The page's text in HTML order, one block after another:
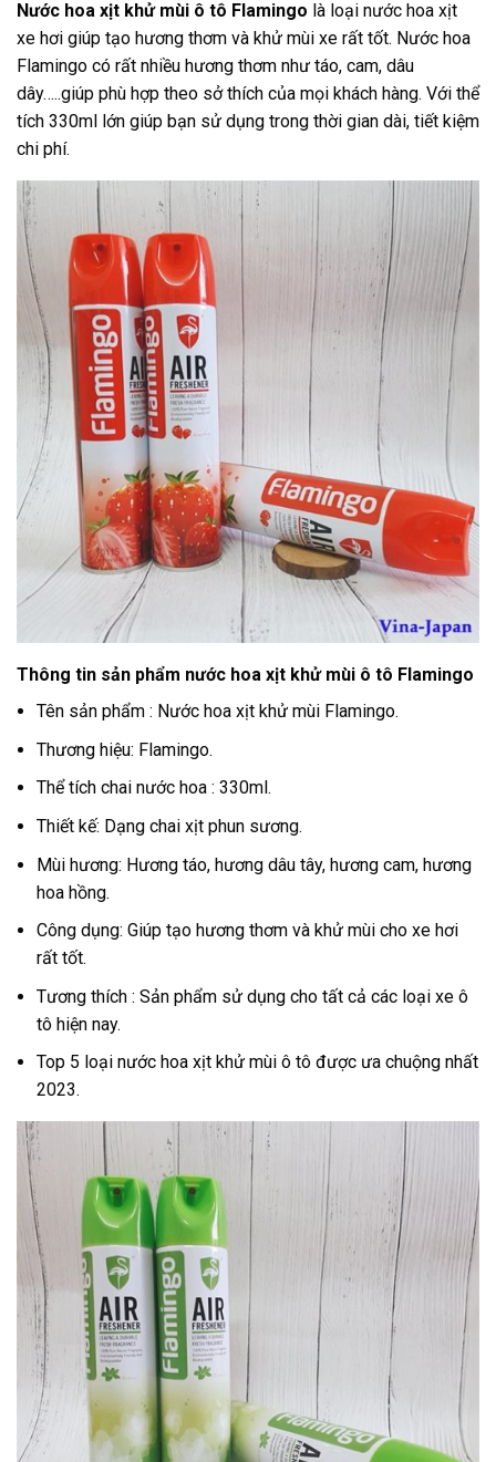
Nước hoa xịt khử mùi ô tô Flamingo là loại nước hoa xịt
xe hơi giúp tạo hương thơm và khử mùi xe rất tốt. Nước hoa
Flamingo có rất nhiều hương thơm như táo, cam, dâu
dây…..giúp phù hợp theo sở thích của mọi khách hàng. Với thể
tích 330ml lớn giúp bạn sử dụng trong thời gian dài, tiết kiệm
chi phí.
Thông tin sản phẩm nước hoa xịt khử mùi ô tô Flamingo
Tên sản phẩm : Nước hoa xịt khử mùi Flamingo.
Thương hiệu: Flamingo.
Thể tích chai nước hoa : 330ml.
Thiết kế: Dạng chai xịt phun sương.
Mùi hương: Hương táo, hương dâu tây, hương cam, hương
hoa hồng.
Công dụng: Giúp tạo hương thơm và khử mùi cho xe hơi
rất tốt.
Tương thích : Sản phẩm sử dụng cho tất cả các loại xe ô
tô hiện nay.
Top 5 loại nước hoa xịt khử mùi ô tô được ưa chuộng nhất
2023.